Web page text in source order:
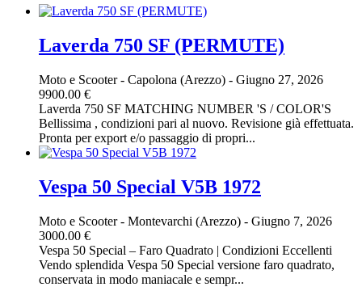
Laverda 750 SF (PERMUTE)
Moto e Scooter- Capolona (Arezzo) - Giugno 27, 2026
9900.00 €
Laverda 750 SF MATCHING NUMBER 'S / COLOR'S
Bellissima , condizioni pari al nuovo. Revisione già effettuata.
Pronta per export e/o passaggio di propri...
Vespa 50 Special V5B 1972
Moto e Scooter- Montevarchi (Arezzo) - Giugno 7, 2026
3000.00 €
Vespa 50 Special – Faro Quadrato | Condizioni Eccellenti
Vendo splendida Vespa 50 Special versione faro quadrato,
conservata in modo maniacale e sempr...